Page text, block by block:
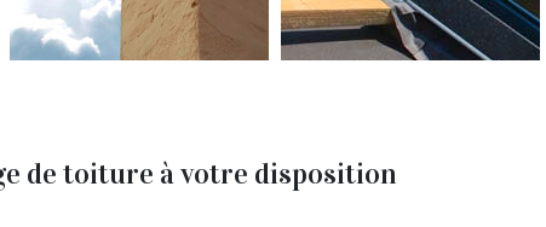
de toiture à votre disposition